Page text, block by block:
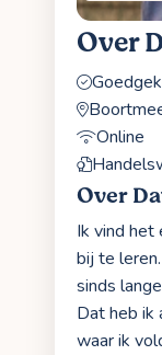
Over
Online
Over
Ik vind het
bij te
sinds
Dat heb ik
waar ik